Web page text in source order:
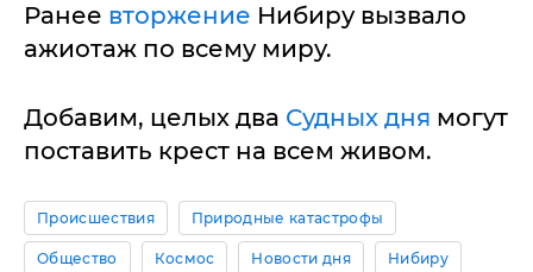
Ранее вторжение Нибиру вызвало
ажиотаж по всему миру.
Добавим, целых два Судных дня могут
поставить крест на всем живом.
Происшествия Природные катастрофы
Общество Космос Новости дня Нибиру